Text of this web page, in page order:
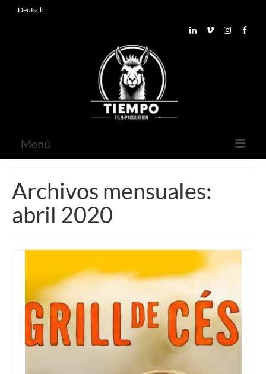
Deutsch
Menú
Sobre nosotros
Contacto
Archivos mensuales:
abril 2020